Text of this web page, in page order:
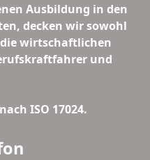
Ausbildung in den
decken wir sowohl
wirtschaftlichen
und
ISO 17024.